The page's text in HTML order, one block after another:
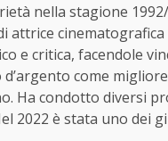
nella stagione
attrice cinematografica
e critica, facendole
come
Ha condotto diversi
2022 è stata uno dei